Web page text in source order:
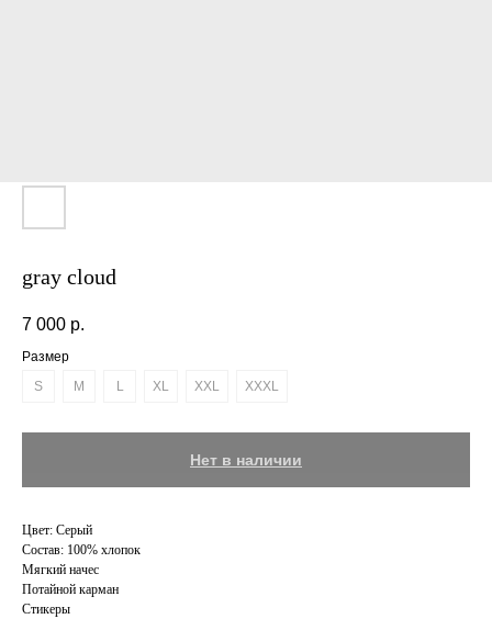
gray cloud
7 000 р.
Размер
S
M L XL XXL XXXL
Нет в наличии
Цвет: Серый
Состав: 100% хлопок
Мягкий начес
Потайной карман
Стикеры